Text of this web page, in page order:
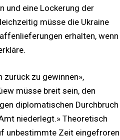
und eine Lockerung der
müsse die Ukraine
erhalten, wenn
zurück zu gewinnen»,
müsse breit sein, den
diplomatischen Durchbruch
niederlegt.» Theoretisch
unbestimmte Zeit eingefroren